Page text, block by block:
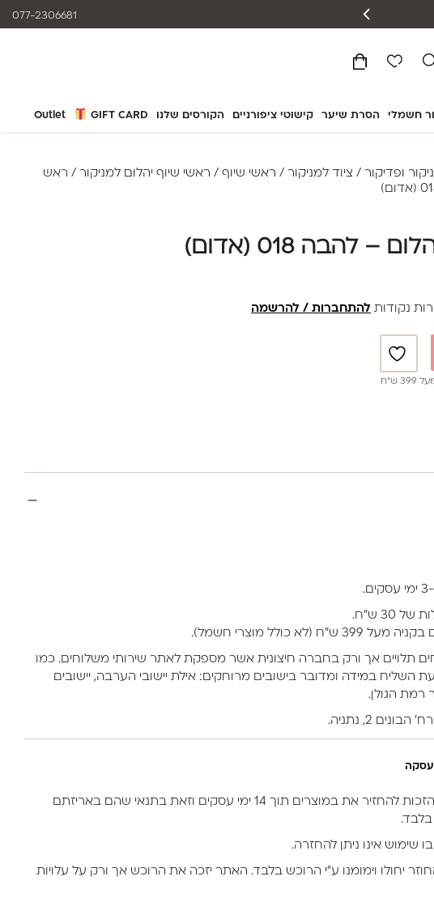
חשמלי הסרת שיער קישוטי ציפורניים הקורסים שלנו GIFT CARD
Outlet
077-2306681
ופדיקור / ציוד למניקור / ראשי שיוף / ראשי שיוף יהלום למניקור / ראש
– להבה 018 (אדום)
להתחברות / להרשמה
ש”ח
ש״ח.
(לא כולל מוצרי חשמל).
תלויים אך ורק בחברה חיצונית אשר מספקת לאתר שירותי משלוחים. כמו
השליח במידה ומדובר בישובים מרוחקים: אילת יישובי הערבה, יישובים
רמת הגולן.
2, נתניה.
עסקה
למזמין באתר יש את הזכות להחזיר את במוצרים תוך 14 ימי עסקים וזאת בתנאי שהם באריזתם
אינו ניתן להחזרה.
יחולו וימומנו ע”י הרוכש בלבד. האתר יזכה את הרוכש אך ורק על עלויות